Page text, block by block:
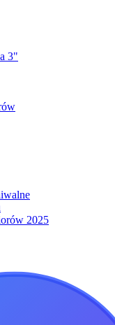
3"
2025